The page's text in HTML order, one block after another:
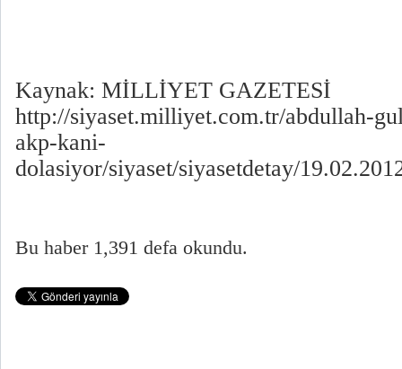
Kaynak: MİLLİYET GAZETESİ
http://siyaset.milliyet.com.tr/abdullah-
akp-kani-
dolasiyor/siyaset/siyasetdetay/
Bu haber 1,391 defa okundu.